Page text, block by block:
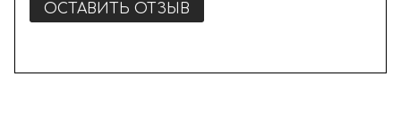
ОСТАВИТЬ ОТЗЫВ